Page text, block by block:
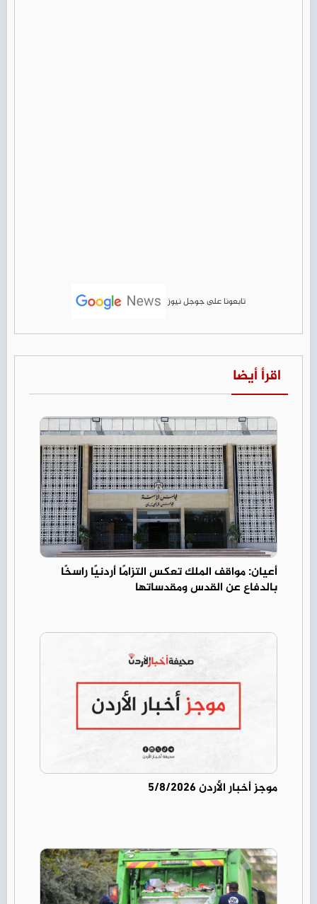
تابعونا على جوجل نيوز
اقرأ أيضا
أعيان: مواقف الملك تعكس التزامًا أردنيًا راسخًا
بالدفاع عن القدس ومقدساتها
موجز أخبار الأردن 5/8/2026